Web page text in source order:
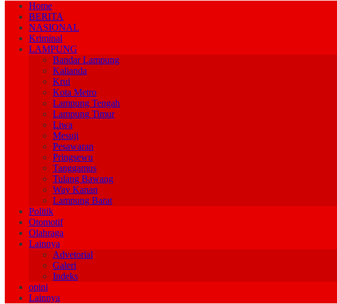
Home
BERITA
NASIONAL
Kriminal
LAMPUNG
Bandar Lampung
Kalianda
Krui
Kota Metro
Lampung Tengah
Lampung Timur
Liwa
Mesuji
Pesawaran
Pringsewu
Tanggamus
Tulang Bawang
Way Kanan
Lampung Barat
Politik
Otomotif
Olahraga
Lainnya
Advetorial
Galeri
Indeks
opini
Lainnya